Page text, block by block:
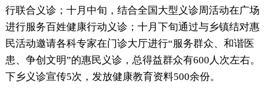
行联合义诊；十月中旬，结合全国大型义诊周活动在广场
进行服务百姓健康行动义诊；十月下旬通过与乡镇结对惠
民活动邀请各科专家在门诊大厅进行“服务群众、和谐医
患、争创文明”的惠民义诊，总得益群众有600人次左右。
下乡义诊宣传5次，发放健康教育资料500余份。